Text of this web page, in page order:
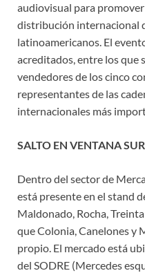
audiovisual para
distribución internacional
latinoamericanos. El
acreditados, entre los que
vendedores de los cinco
representantes de las
internacionales más
SALTO EN VENTANA SUR
Dentro del sector de
está presente en el stand
Maldonado, Rocha,
que Colonia, Canelones y
propio. El mercado está
del SODRE (Mercedes